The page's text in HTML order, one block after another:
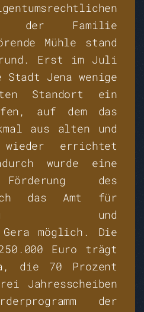
der Familie
Mühle stand
Erst im Juli
Stadt Jena wenige
Standort ein
auf dem das
aus alten und
errichtet
wurde eine
des
das Amt für
und
Gera möglich. Die
Euro trägt
die 70 Prozent
Jahresscheiben
der